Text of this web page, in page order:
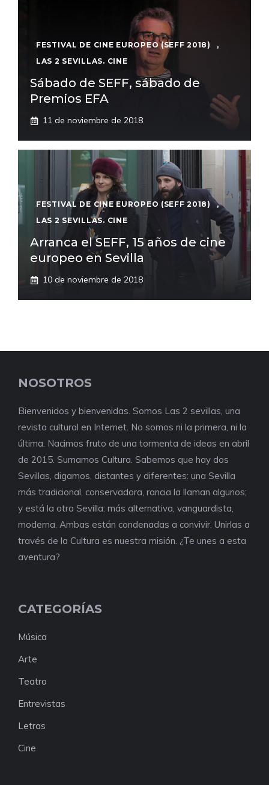
FESTIVAL DE CINE EUROPEO (SEFF 2018)
,
LAS 2 SEVILLAS. CINE
Sábado de SEFF, sábado de
Premios EFA
11 de noviembre de 2018
FESTIVAL DE CINE EUROPEO (SEFF 2018)
,
LAS 2 SEVILLAS. CINE
Arranca el SEFF, 15 años de cine
europeo en Sevilla
10 de noviembre de 2018
NOSOTROS
Bienvenidos y bienvenidas. Somos Las 2 sevillas, una
revista cultural en Internet. No somos ni la primera, ni la
última. Nacimos fruto de una tormenta de ideas en abril
de 2015. Sumamos Cultura. Sabemos que hay dos
Sevillas, digamos, distantes y diferentes: una Sevilla
más tradicional, conservadora, rancia la llaman algunos;
y está la otra Sevilla: más alternativa, vanguardista,
moderna. Ambas están condenadas a convivir. Unirlas a
través de la Cultura es nuestra misión. ¿Te unes a esta
aventura?
CATEGORÍAS
Música
Arte
Teatro
Entrevistas
Letras
Cine